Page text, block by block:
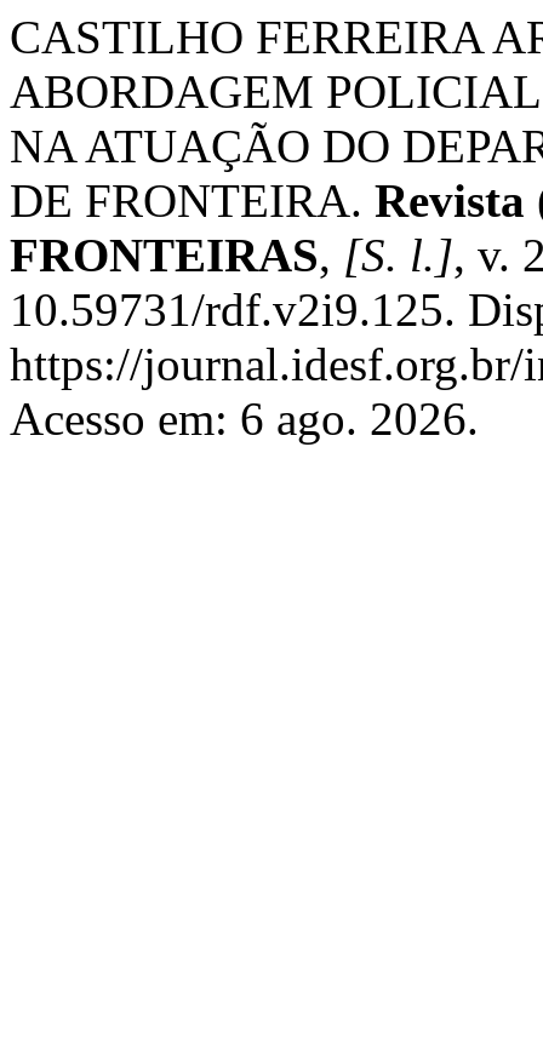
CASTILHO FERREIRA
ABORDAGEM
NA ATUAÇÃO DO
DE FRONTEIRA.
FRONTEIRAS, [S. l.], v.
10.59731/rdf.v2i9.125.
https://
Acesso em: 6 ago. 2026.